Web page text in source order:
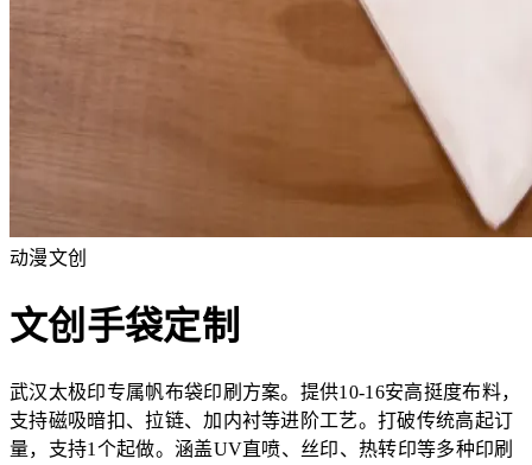
动漫文创
文创手袋定制
武汉太极印专属帆布袋印刷方案。提供10-16安高挺度布料，
支持磁吸暗扣、拉链、加内衬等进阶工艺。打破传统高起订
量，支持1个起做。涵盖UV直喷、丝印、热转印等多种印刷